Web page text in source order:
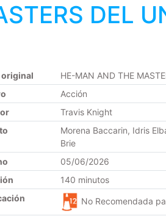
DEL
HE-MAN AND THE
Acción
Travis Knight
Morena Baccarin, Idris
Brie
05/06/2026
140 minutos
No Recomendada